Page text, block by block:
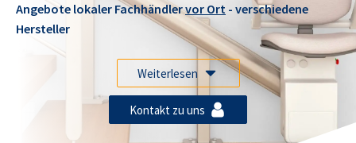
Angebote lokaler Fachhändlervor Ort - verschiedene
Hersteller
Weiterlesen
Kontakt zu uns